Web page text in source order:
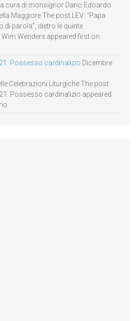
cura di monsignor Dario Edoardo
Maggiore The post LEV: “Papa
di parola”, dietro le quinte
Wenders appeared first on
Possesso cardinalizio Dicembre
Celebrazioni Liturgiche The post
Possesso cardinalizio appeared